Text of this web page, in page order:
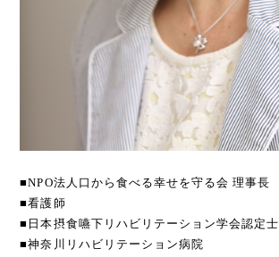
■NPO法人口から食べる幸せを守る会 理事長
■看護師
■日本摂食嚥下リハビリテーション学会認定士
■神奈川リハビリテーション病院